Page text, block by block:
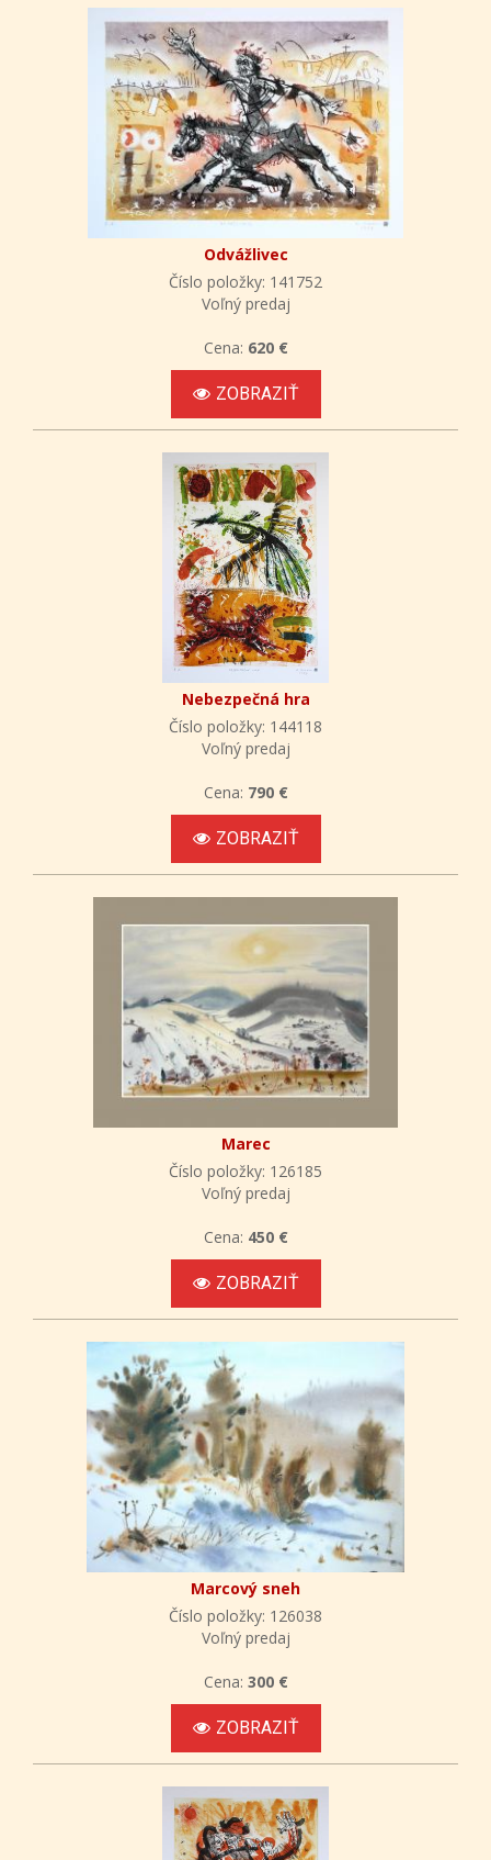
Odvážlivec
Číslo položky: 141752
Voľný predaj
Cena: 620 €
ZOBRAZIŤ
Nebezpečná hra
Číslo položky: 144118
Voľný predaj
Cena: 790 €
ZOBRAZIŤ
Marec
Číslo položky: 126185
Voľný predaj
Cena: 450 €
ZOBRAZIŤ
Marcový sneh
Číslo položky: 126038
Voľný predaj
Cena: 300 €
ZOBRAZIŤ